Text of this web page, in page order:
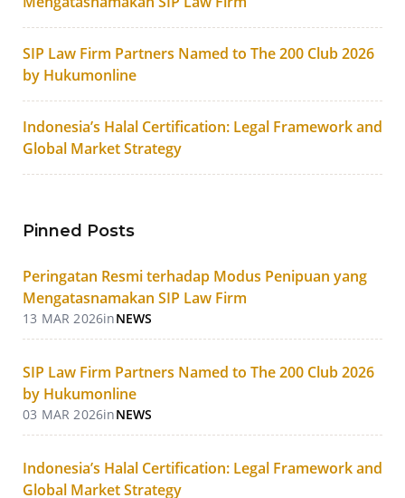
SIP Law Firm Partners Named to The 200 Club 2026
by Hukumonline
Indonesia’s Halal Certification: Legal Framework and
Global Market Strategy
Pinned Posts
Peringatan Resmi terhadap Modus Penipuan yang
Mengatasnamakan SIP Law Firm
13 MAR 2026inNEWS
SIP Law Firm Partners Named to The 200 Club 2026
by Hukumonline
03 MAR 2026inNEWS
Indonesia’s Halal Certification: Legal Framework and
Global Market Strategy